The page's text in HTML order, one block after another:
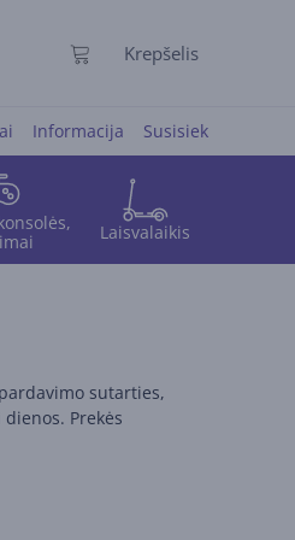
Krepšelis
Informacija Susisiek
Laisvalaikis
sutarties,
Prekės